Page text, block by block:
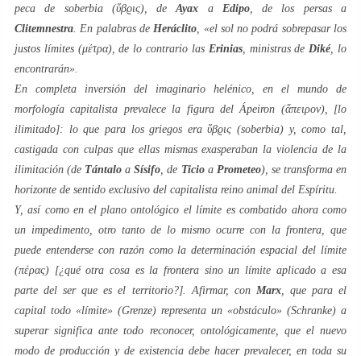
peca de soberbia(ὕβϱις), deAyax a Edipo, de los persas a
Clitemnestra . En palabras de Heráclito , «el sol no podrá sobrepasar los
justos límites(μέτρα), de lo contrario las Erinias, ministras de Diké, lo
encontrarán».
En completa inversión del imaginario helénico, en el mundo de
morfología capitalista prevalece la figura delÁpeiron (ἄπειρον), [lo
ilimitado]: lo que para los griegos era ὕβϱις (soberbia) y, como tal,
castigada con culpas que ellas mismas exasperaban la violencia de la
ilimitación (de Tántalo aSísifo , de Ticioa Prometeo), se transforma en
horizonte de sentido exclusivo del capitalista reino animal del Espíritu
Y, así como en el plano ontológico el límite es combatido ahora como
un impedimento , otro tanto de lo mismo ocurre con la frontera , que
puede entenderse con razón como la determinación espacial del límite
(πέρας) [¿qué otra cosa es la frontera sino un límite aplicado a esa
parte delserque es el territorio?]. Afirmar, con Marx, que para el
capital todo «límite» (Grenze) representa un «obstáculo» (Schranke) a
superar significa ante todo reconocer, ontológicamente, que el nuevo
modo de producción y de existencia debe hacer prevalecer, en toda su